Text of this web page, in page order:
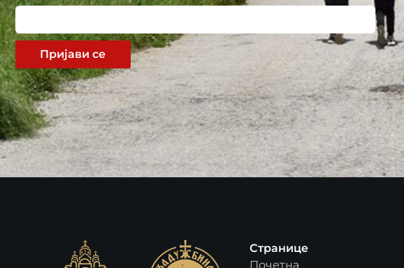
Пријави се
Странице
Почетна